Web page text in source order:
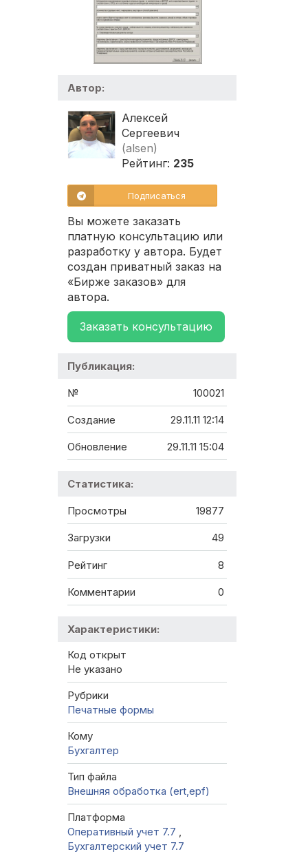
Автор:
Алексей
Сергеевич
(alsen)
Рейтинг: 235
Подписаться
Вы можете заказать
платную консультацию или
разработку у автора. Будет
создан приватный заказ на
«Бирже заказов» для
автора.
Заказать консультацию
Публикация:
№ 100021
Создание 29.11.11 12:14
Обновление 29.11.11 15:04
Статистика:
Просмотры 19877
Загрузки 49
Рейтинг 8
Комментарии 0
Характеристики:
Код открыт
Не указано
Рубрики
Печатные формы
Кому
Бухгалтер
Тип файла
Внешняя обработка (ert,epf)
Платформа
Оперативный учет 7.7 ,
Бухгалтерский учет 7.7